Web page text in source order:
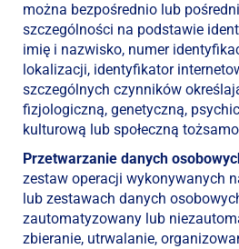
można bezpośrednio lub
szczególności na podstawie
imię i nazwisko, numer
lokalizacji, identyfikator
szczególnych czynników
fizjologiczną, genetyczną,
kulturową lub społeczną
Przetwarzanie danych
zestaw operacji wykonywanych
lub zestawach danych
zautomatyzowany lub
zbieranie, utrwalanie,